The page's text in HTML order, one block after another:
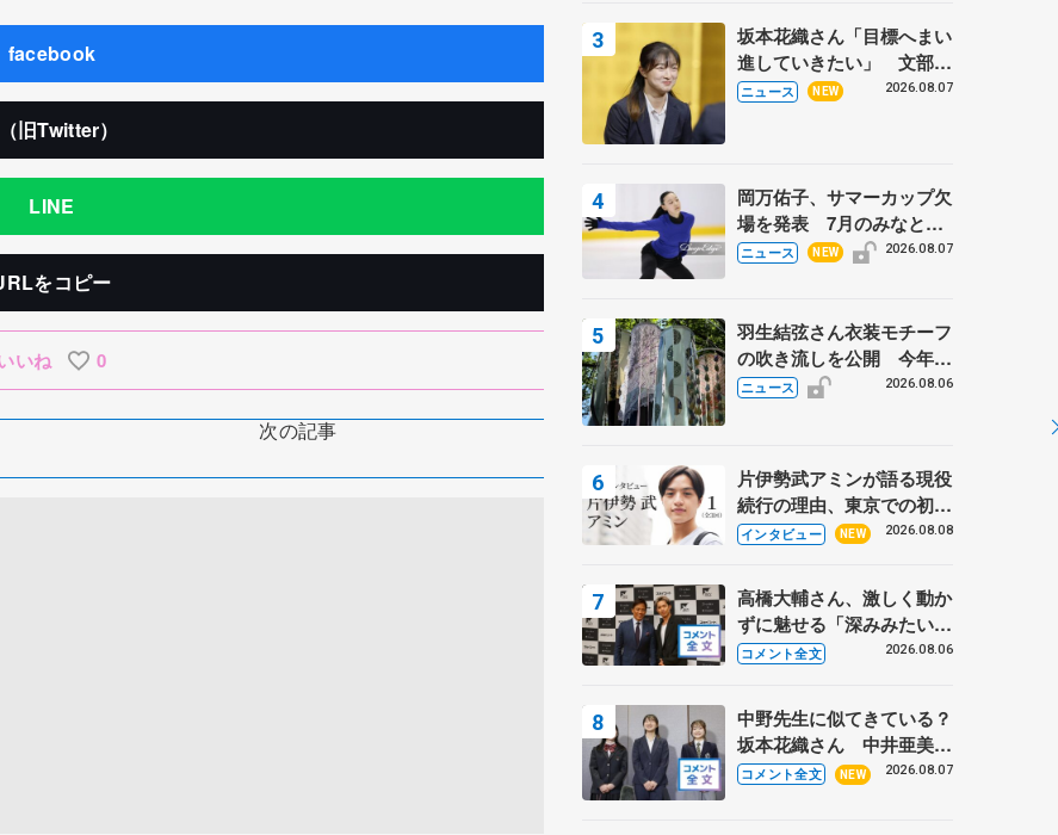
facebook
旧Twitter）
LINE
をコピー
いね 0
次の記事
坂本花織さん「目標へまい
進していきたい」 文部科
学省スポーツ表彰式で代表
ニュース NEW 2026.08.07
岡万佑子、サマーカップ欠
場を発表 7月のみなとア
クルス杯は腰痛の影響で
ニュース NEW 2026.08.07
羽生結弦さん衣装モチーフ
の吹き流しを公開 今年は
「春よ、来い」、仙台の瑞
ニュース 2026.08.06
片伊勢武アミンが語る現役
続行の理由、東京での初め
ての一人暮らし 注目スケ
インタビュー NEW 2026.08.08
高橋大輔さん、激しく動か
ずに魅せる「深みみたいな
ものは出てきている？」
ド野村忠宏さんと和気あい
あい
コメント全文 2026.08.06
中野先生に似てきている？
坂本花織さん 中井亜美は
クリケットのサマーキャン
コメント全文 NEW 2026.08.07